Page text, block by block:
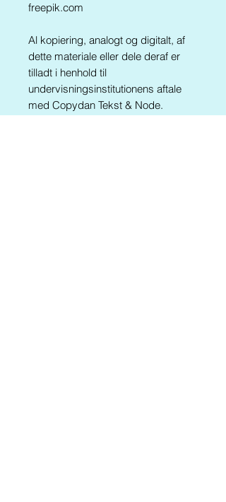
freepik.com
Al kopiering, analogt og digitalt, af
dette materiale eller dele deraf er
tilladt i henhold til
undervisningsinstitutionens aftale
med Copydan Tekst & Node.